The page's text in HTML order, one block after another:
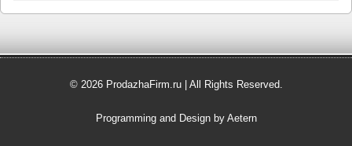
© 2026 ProdazhaFirm.ru | All Rights Reserved.
Programming and Design by Aetern